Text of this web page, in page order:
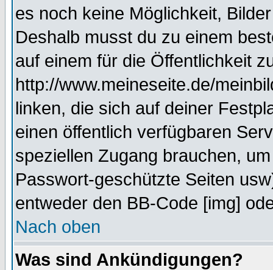
es noch keine Möglichkeit,
Deshalb musst du zu einem
auf einem für die Öffentlichkeit
http://www.meineseite.de/
linken, die sich auf deiner
einen öffentlich verfügbaren
speziellen Zugang brauchen,
Passwort-geschützte Seiten
entweder den BB-Code [img]
Nach oben
Was sind Ankündigungen?